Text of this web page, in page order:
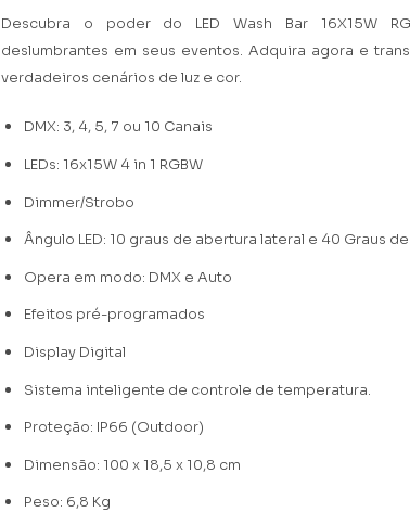
Descubra o poder do LED Wash Bar 16X15W
deslumbrantes em seus eventos. Adquira agora e
verdadeiros cenários de luz e cor.
DMX: 3, 4, 5, 7 ou 10 Canais
LEDs: 16x15W 4 in 1 RGBW
Dimmer/Strobo
Ângulo LED: 10 graus de abertura lateral e 40 Graus
Opera em modo: DMX e Auto
Efeitos pré-programados
Display Digital
Sistema inteligente de controle de temperatura.
Proteção: IP66 (Outdoor)
Dimensão: 100 x 18,5 x 10,8 cm
Peso: 6,8 Kg